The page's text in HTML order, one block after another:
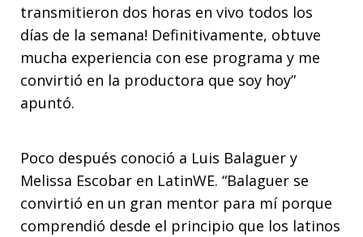
transmitieron dos horas en vivo todos los
días de la semana! Definitivamente, obtuve
mucha experiencia con ese programa y me
convirtió en la productora que soy hoy”
apuntó.
Poco después conoció a Luis Balaguer y
Melissa Escobar en LatinWE. “Balaguer se
convirtió en un gran mentor para mí porque
comprendió desde el principio que los latinos